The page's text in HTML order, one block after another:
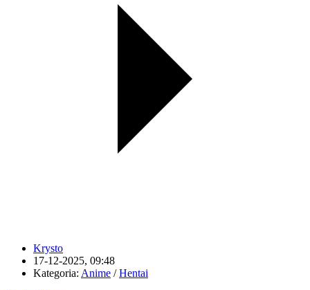
Krysto
17-12-2025, 09:48
Kategoria: Anime /Hentai